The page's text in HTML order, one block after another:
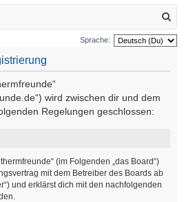
u
c
Sprache:
wird zwischen dir und dem
Regelungen geschlossen:
(im Folgenden „das Board“)
mit dem Betreiber des Boards ab
und erklärst dich mit den nachfolgenden